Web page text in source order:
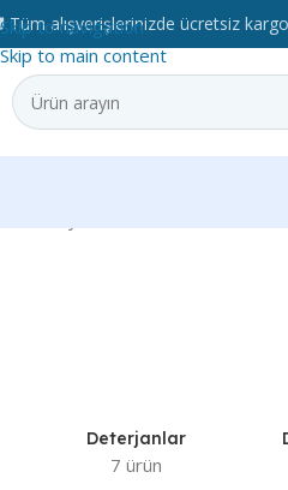
Skip to navigation
Skip to main content
Tüm alışverişlerinizde ücretsiz kargo
Deterjanlar
7 ürün